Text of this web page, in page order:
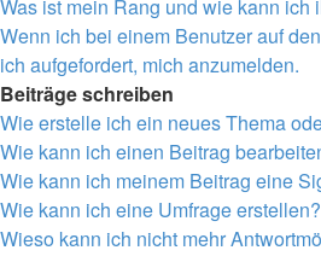
Was ist mein Rang und wie kann ich
Wenn ich bei einem Benutzer auf
ich aufgefordert, mich anzumelden.
Beiträge schreiben
Wie erstelle ich ein neues Thema
Wie kann ich einen Beitrag
Wie kann ich meinem Beitrag eine
Wie kann ich eine Umfrage erstellen?
Wieso kann ich nicht mehr